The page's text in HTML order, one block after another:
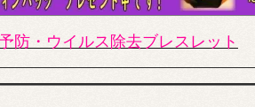
防・ウイルス除去ブレスレット